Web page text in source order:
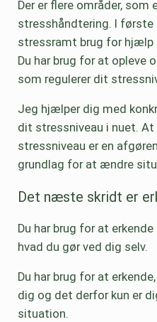
Der er flere områder, som
stresshåndtering. I første
stressramt brug for
Du har brug for at opleve
som regulerer dit
Jeg hjælper dig med
dit stressniveau i nuet. At
stressniveau er en
grundlag for at ændre
Det næste skridt er
Du har brug for at
hvad du gør ved dig selv.
Du har brug for at
dig og det derfor kun er
situation.